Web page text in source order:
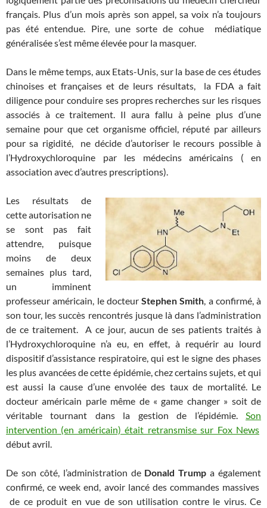
français. Plus d’un mois après son appel, sa voix n’a toujours
pas été entendue. Pire, une sorte de cohue médiatique
généralisée s’est même élevée pour la masquer.
Dans le même temps, aux Etats-Unis, sur la base de ces études
chinoises et françaises et de leurs résultats, la FDA a fait
diligence pour conduire ses propres recherches sur les risques
associés à ce traitement. Il aura fallu à peine plus d’une
semaine pour que cet organisme officiel, réputé par ailleurs
pour sa rigidité, ne décide d’autoriser le recours possible à
l’Hydroxychloroquine par les médecins américains ( en
association avec d’autres prescriptions).
Les résultats de
cette autorisation ne
se sont pas fait
attendre, puisque
moins de deux
semaines plus tard,
un imminent
professeur américain, le docteur Stephen Smith, a confirmé, à
son tour, les succès rencontrés jusque là dans l’administration
de ce traitement. A ce jour, aucun de ses patients traités à
l’Hydroxychloroquine n’a eu, en effet, à requérir au lourd
dispositif d’assistance respiratoire, qui est le signe des phases
les plus avancées de cette épidémie, chez certains sujets, et qui
est aussi la cause d’une envolée des taux de mortalité. Le
docteur américain parle même de « game changer » soit de
véritable tournant dans la gestion de l’épidémie. Son
intervention (en américain) était retransmise sur Fox News
début avril.
De son côté, l’administration de Donald Trump a également
confirmé, ce week end, avoir lancé des commandes massives
de ce produit en vue de son utilisation contre le virus. Ce